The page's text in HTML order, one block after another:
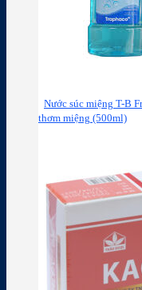
Nước súc miệng T-B
thơm miệng (500ml)